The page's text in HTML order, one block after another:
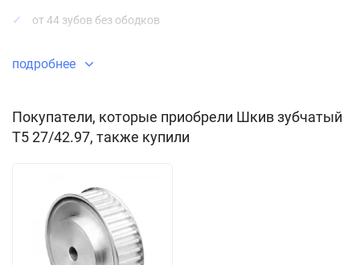
от 44 зубов без ободков
Зубчатые шкивы отличаются по способу монтажа,
под расточку посадку
под коническую втулку
получает шкив с предварительно подготовленным отверстием
небольшого диаметра и растачивает его до необходимого ему
посадочного диаметра. Во втором случае, заказчик получает
шкив с отверстием под коническую втулку. Коническая втулка
подробнее
Покупатели, которые приобрели Шкив зубчатый
T5 27/42.97, также купили